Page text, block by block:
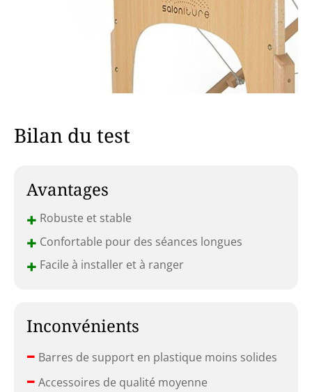
Bilan du test
Avantages
+ Robuste et stable
+ Confortable pour des séances longues
+ Facile à installer et à ranger
Inconvénients
– Barres de support en plastique moins solides
– Accessoires de qualité moyenne